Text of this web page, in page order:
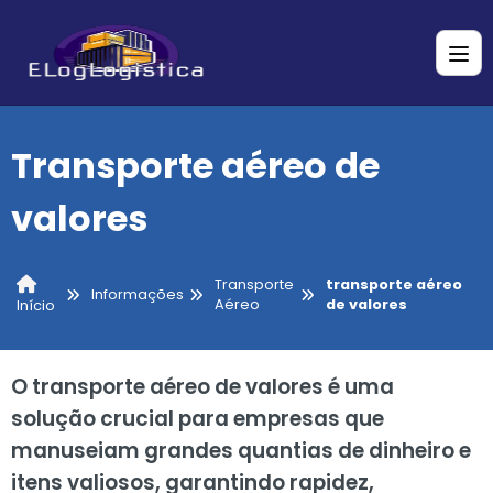
Transporte aéreo de
valores
Início
Informações
Transporte
Aéreo
transporte aéreo
de valores
O transporte aéreo de valores é uma
solução crucial para empresas que
manuseiam grandes quantias de dinheiro e
itens valiosos, garantindo rapidez,